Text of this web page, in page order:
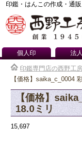
印鑑・はんこの作成・通
個人印 法
印鑑専門店の西野工
【価格】saika_c_0004
【価格】
18.0ミリ
15,697